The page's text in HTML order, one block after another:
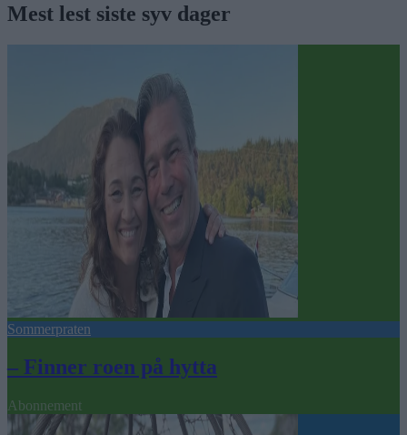
Mest lest siste syv dager
Sommerpraten
– Finner roen på hytta
Abonnement